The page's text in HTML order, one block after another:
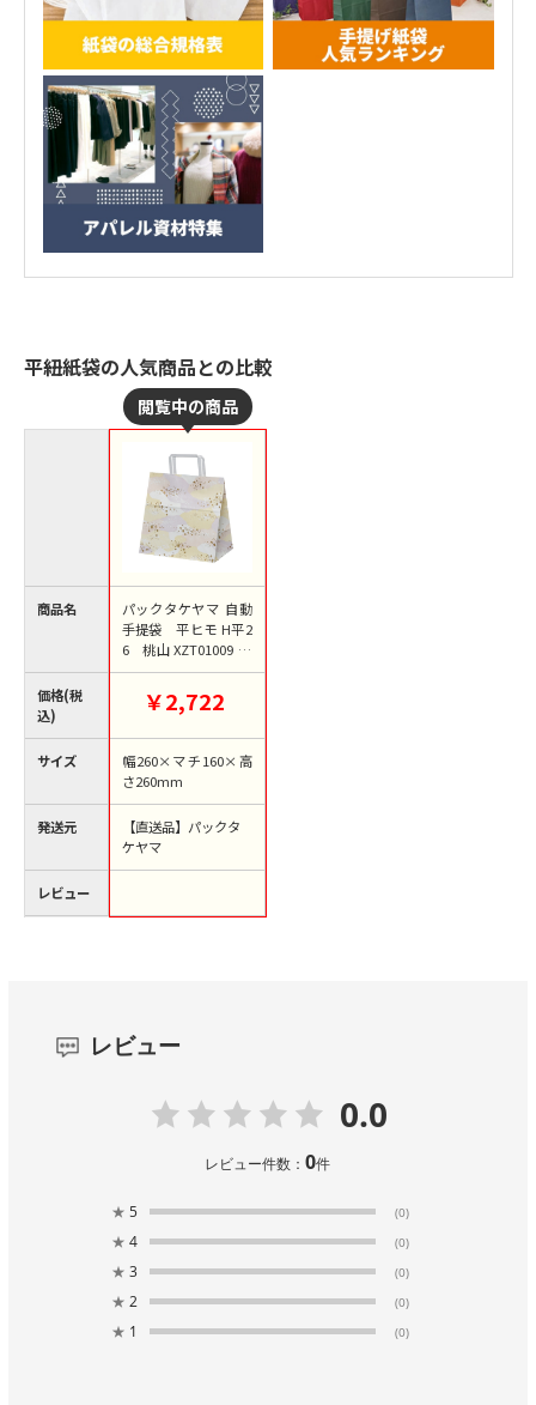
平紐紙袋の人気商品との比較
商品名
価格(税
込)
サイズ
発送元
レビュー
パックタケヤマ 自動
手提袋 平ヒモ H平2
6 桃山 XZT01009 50
枚/袋（ご注文単位4
袋）【直送品】
￥2,722
幅260×マチ160×高
さ260mm
【直送品】パックタ
ケヤマ
レビュー
0.0
レビュー件数：0件
★ 5 (0)
★ 4 (0)
★ 3 (0)
★ 2 (0)
★ 1 (0)